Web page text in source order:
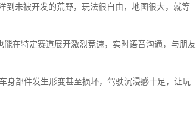
到未被开发的荒野，玩法很自由，地图很大，就等
在特定赛道展开激烈竞速，实时语音沟通，与朋友
身部件发生形变甚至损坏，驾驶沉浸感十足，让玩